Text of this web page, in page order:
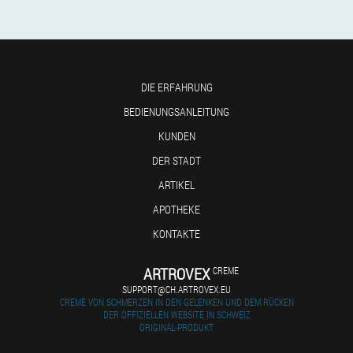
DIE ERFAHRUNG
BEDIENUNGSANLEITUNG
KUNDEN
DER STADT
ARTIKEL
APOTHEKE
KONTAKTE
ARTROVEX CREME
SUPPORT@CH.ARTROVEX.EU
CREME VON SCHMERZEN IN DEN GELENKEN UND DEM RÜCKEN
DER OFFIZIELLEN WEBSITE IN SCHWEIZ
ORIGINAL-PRODUKT